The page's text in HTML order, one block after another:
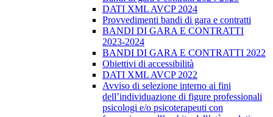
DATI XML AVCP 2024
Provvedimenti bandi di gara e contratti
BANDI DI GARA E CONTRATTI
2023-2024
BANDI DI GARA E CONTRATTI 2022
Obiettivi di accessibilità
DATI XML AVCP 2022
Avviso di selezione interno ai fini
dell’individuazione di figure professionali
psicologi e/o psicoterapeuti con